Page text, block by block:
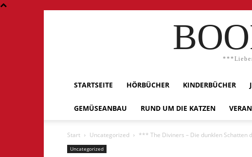
STARTSEITE HÖRBÜCHER KINDERBÜCHER
GEMÜSEANBAU RUND UM DIE KATZEN
Start Uncategorized *** The Diviners – Die dunklen Schatten
Uncategorized